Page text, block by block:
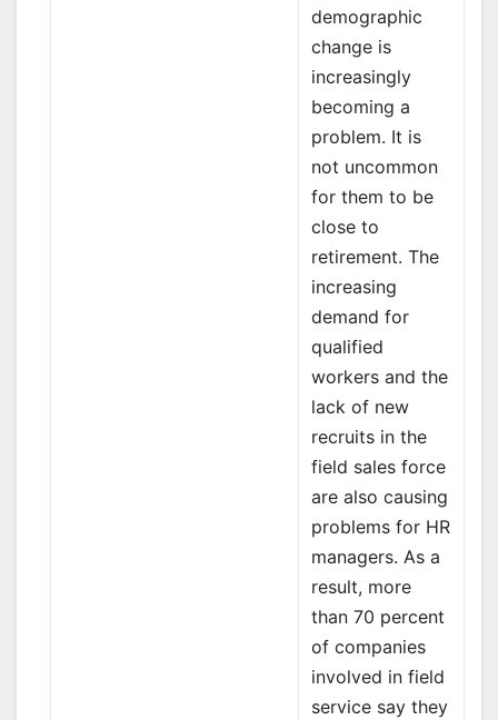
demographic
change is
increasingly
becoming a
problem. It is
not uncommon
for them to be
close to
retirement. The
increasing
demand for
qualified
workers and the
lack of new
recruits in the
field sales force
are also causing
problems for HR
managers. As a
result, more
than 70 percent
of companies
involved in field
service say they